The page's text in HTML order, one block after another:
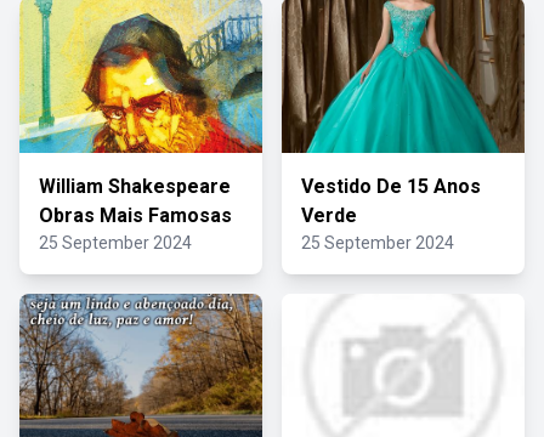
William Shakespeare
Obras Mais Famosas
25 September 2024
Vestido De 15 Anos
Verde
25 September 2024